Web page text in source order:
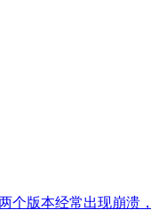
个版本经常出现崩溃